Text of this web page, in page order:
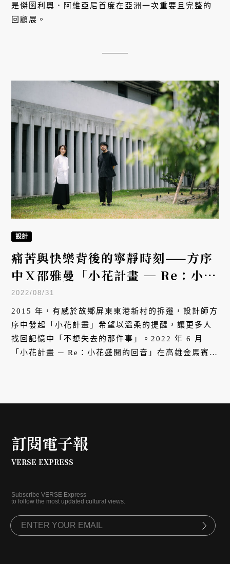
是傑圖利奧．阿維亞尼首度在亞洲一次重要且完整的
回顧展。
設計
痛苦與快樂背後的寧靜時刻——方序
中Ｘ邵雅曼「小花計畫 ─ Re：小花
盛開的回音」
2022/08/31
2015 年，有感於故鄉屏東東港新村的拆遷，設計師方
序中發起「小花計畫」希望以溫柔的提醒，讓更多人
找回記憶中「不想失去的那件事」。2022 年 6 月
「小花計畫 ─ Re：小花盛開的回音」在高雄金馬賓館
訂閱電子報
VERSE EXPRESS
Subscribe VERSE Express
to follow the most updated cultural views.